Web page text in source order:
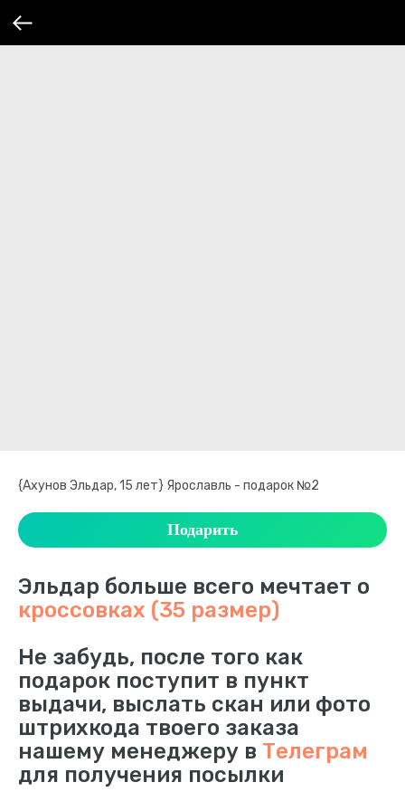
{Ахунов Эльдар, 15 лет} Ярославль - подарок №2
Подарить
Эльдар больше всего мечтает о
кроссовках (35 размер)
Не забудь, после того как
подарок поступит в пункт
выдачи, выслать скан или фото
штрихкода твоего заказа
нашему менеджеру в Телеграм
для получения посылки